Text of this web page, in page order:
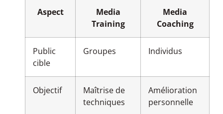
Aspect
Media
Training
Media
Coaching
Public
cible
Groupes Individus
Objectif
Maîtrise de
techniques
Amélioration
personnelle